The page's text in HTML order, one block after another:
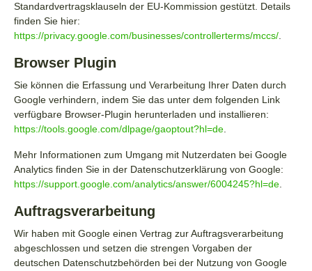
Standardvertragsklauseln der EU-Kommission gestützt. Details
finden Sie hier:
https://privacy.google.com/businesses/controllerterms/mccs/
Browser Plugin
Sie können die Erfassung und Verarbeitung Ihrer Daten durch
Google verhindern, indem Sie das unter dem folgenden Link
verfügbare Browser-Plugin herunterladen und installieren:
https://tools.google.com/dlpage/gaoptout?hl=de
Mehr Informationen zum Umgang mit Nutzerdaten bei Google
Analytics finden Sie in der Datenschutzerklärung von Google:
https://support.google.com/analytics/answer/6004245?hl=de
Auftragsverarbeitung
Wir haben mit Google einen Vertrag zur Auftragsverarbeitung
abgeschlossen und setzen die strengen Vorgaben der
deutschen Datenschutzbehörden bei der Nutzung von Google